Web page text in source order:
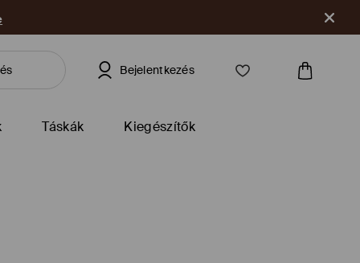
Bejelentkezés
Táskák Kiegészítők